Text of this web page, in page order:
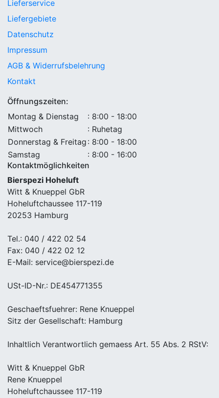
Lieferservice
Liefergebiete
Datenschutz
Impressum
AGB & Widerrufsbelehrung
Kontakt
Öffnungszeiten:
Montag & Dienstag
: 8:00 - 18:00
Mittwoch
: Ruhetag
Donnerstag & Freitag : 8:00 - 18:00
Samstag
: 8:00 - 16:00
Kontaktmöglichkeiten
Bierspezi Hoheluft
Witt & Knueppel GbR
Hoheluftchaussee 117-119
20253 Hamburg
Tel.: 040 / 422 02 54
Fax: 040 / 422 02 12
E-Mail: service@bierspezi.de
USt-ID-Nr.: DE454771355
Geschaeftsfuehrer: Rene Knueppel
Sitz der Gesellschaft: Hamburg
Inhaltlich Verantwortlich gemaess Art. 55 Abs. 2 RStV:
Witt & Knueppel GbR
Rene Knueppel
Hoheluftchaussee 117-119